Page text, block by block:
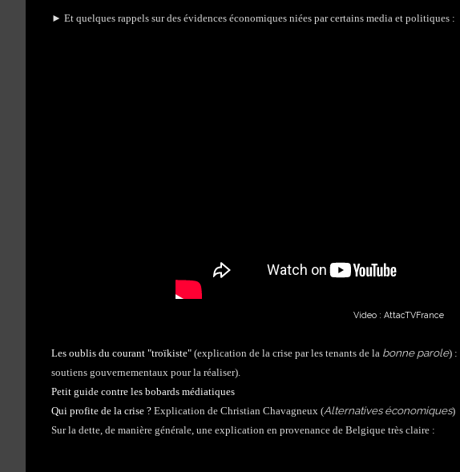
► Et quelques rappels sur des évidences économiques niées par certains media et politiques :
Video : AttacTVFrance
Les oublis du courant "troïkiste" (explication de la crise par les tenants de la bonne parole) :
soutiens gouvernementaux pour la réaliser).
Petit guide contre les bobards médiatiques
Qui profite de la crise ? Explication de Christian Chavagneux (Alternatives économiques)
Sur la dette, de manière générale, une explication en provenance de Belgique très claire :